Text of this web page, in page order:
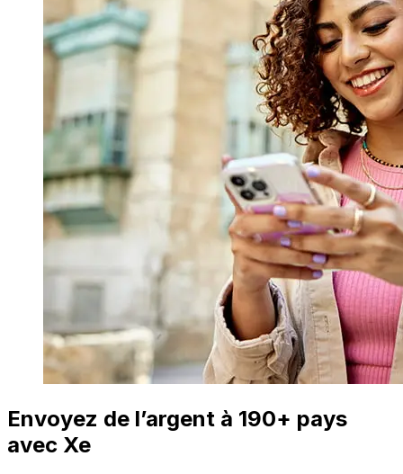
Envoyez de l’argent à 190+ pays
avec Xe